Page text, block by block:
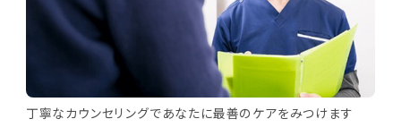
丁寧なカウンセリングであなたに最善のケアをみつけます